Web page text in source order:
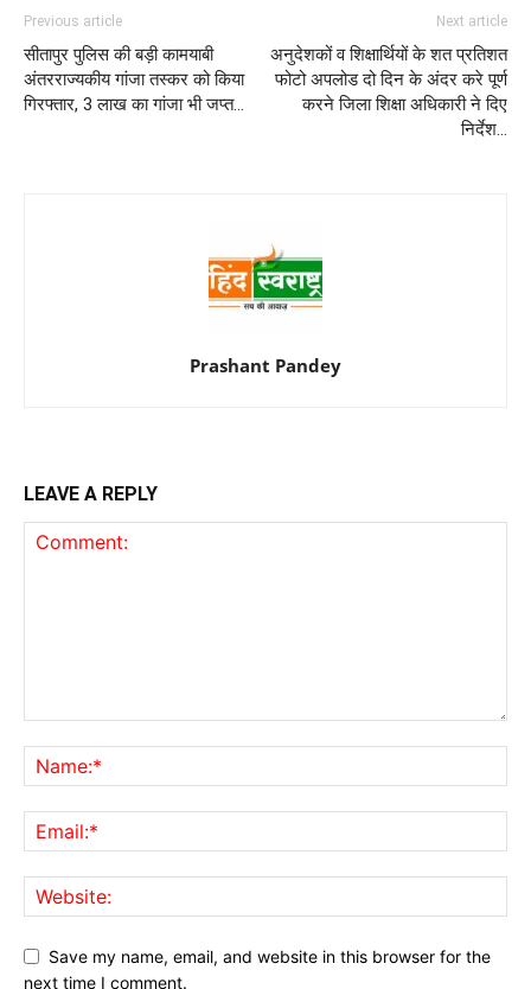
Previous article
सीतापुर पुलिस की बड़ी कामयाबी
अंतरराज्यकीय गांजा तस्कर को किया
गिरफ्तार, 3 लाख का गांजा भी जप्त…
Next article
अनुदेशकों व शिक्षार्थियों के शत प्रतिशत
फोटो अपलोड दो दिन के अंदर करे पूर्ण
करने जिला शिक्षा अधिकारी ने दिए
निर्देश…
Prashant Pandey
LEAVE A REPLY
Save my name, email, and website in this browser for the
next time I comment.